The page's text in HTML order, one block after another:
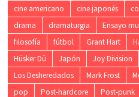
cine americano
cine japonés
drama
dramaturgia Ensayo
filosofía
fútbol Grant Hart
Hüsker Dü
Japón Joy Division
Los Desheredados
Mark Frost
pop
Post-hardcore Post-punk